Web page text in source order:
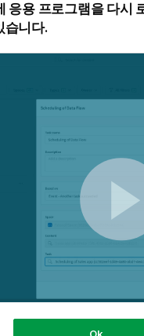
응용 프로그램을 다시
습니다.